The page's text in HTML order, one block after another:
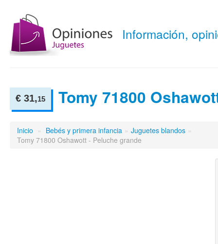
Información,
€ 31,15 Tomy 71800
Inicio » Bebés y primera infancia » Juguetes blandos »
Tomy 71800 Oshawott - Peluche grande